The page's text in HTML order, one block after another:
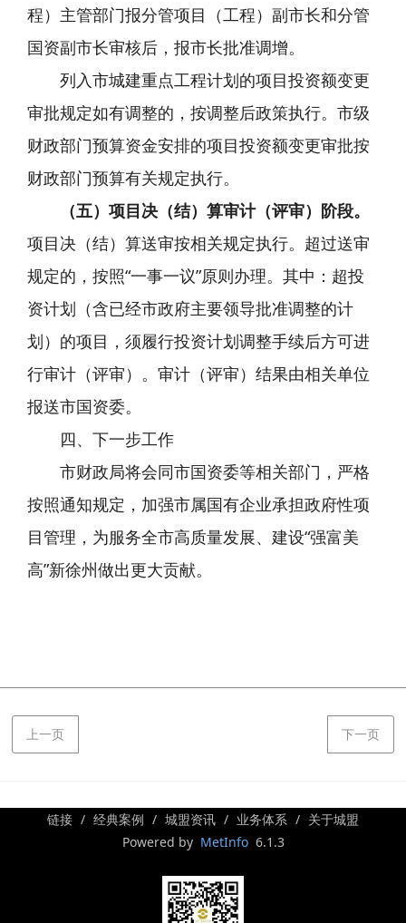
程）主管部门报分管项目（工程）副市长和分管
国资副市长审核后，报市长批准调增。
列入市城建重点工程计划的项目投资额变更
审批规定如有调整的，按调整后政策执行。市级
财政部门预算资金安排的项目投资额变更审批按
财政部门预算有关规定执行。
（五）项目决（结）算审计（评审）阶段。
项目决（结）算送审按相关规定执行。超过送审
规定的，按照“一事一议”原则办理。其中：超投
资计划（含已经市政府主要领导批准调整的计
划）的项目，须履行投资计划调整手续后方可进
行审计（评审）。审计（评审）结果由相关单位
报送市国资委。
四、下一步工作
市财政局将会同市国资委等相关部门，严格
按照通知规定，加强市属国有企业承担政府性项
目管理，为服务全市高质量发展、建设“强富美
高”新徐州做出更大贡献。
上一页 下一页
链接 经典案例 城盟资讯 业务体系
关于城盟
Powered by MetInfo6.1.3